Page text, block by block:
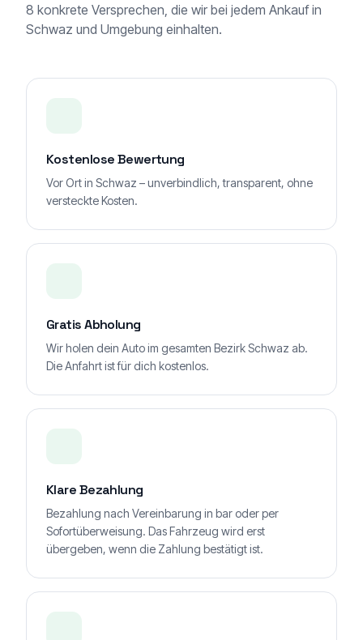
8 konkrete Versprechen, die wir bei jedem Ankauf in
Schwaz und Umgebung einhalten.
Kostenlose Bewertung
Vor Ort in Schwaz – unverbindlich, transparent, ohne
versteckte Kosten.
Gratis Abholung
Wir holen dein Auto im gesamten Bezirk Schwaz ab.
Die Anfahrt ist für dich kostenlos.
Klare Bezahlung
Bezahlung nach Vereinbarung in bar oder per
Sofortüberweisung. Das Fahrzeug wird erst
übergeben, wenn die Zahlung bestätigt ist.